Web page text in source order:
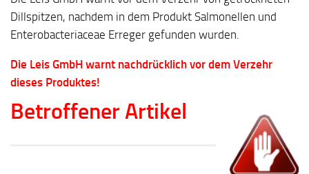
Dillspitzen, nachdem in dem Produkt Salmonellen und
Enterobacteriaceae Erreger gefunden wurden.
Die Leis GmbH warnt nachdrücklich vor dem Verzehr
dieses Produktes!
Betroffener Artikel